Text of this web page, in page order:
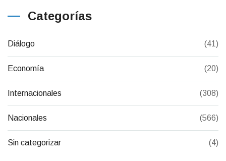
Categorías
Diálogo (41)
Economía (20)
Internacionales (308)
Nacionales (566)
Sin categorizar (4)